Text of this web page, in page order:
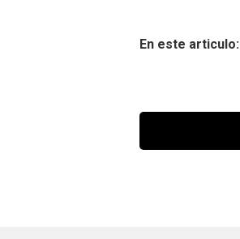
En este articulo: